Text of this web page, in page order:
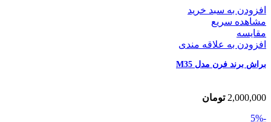
افزودن به سبد خرید
مشاهده سریع
مقایسه
افزودن به علاقه مندی
براش برند فرن مدل M35
2,000,000 تومان
-5%